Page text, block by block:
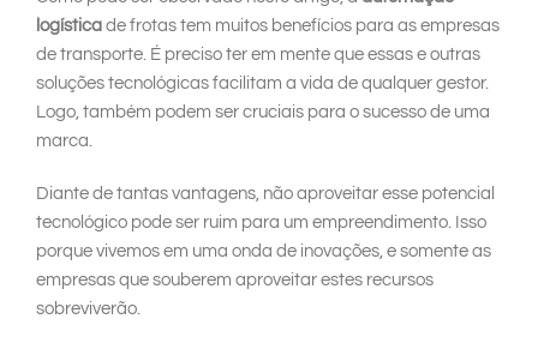
logística de frotas tem muitos benefícios para as empresas
de transporte. É preciso ter em mente que essas e outras
soluções tecnológicas facilitam a vida de qualquer gestor.
Logo, também podem ser cruciais para o sucesso de uma
marca.
Diante de tantas vantagens, não aproveitar esse potencial
tecnológico pode ser ruim para um empreendimento. Isso
porque vivemos em uma onda de inovações, e somente as
empresas que souberem aproveitar estes recursos
sobreviverão.